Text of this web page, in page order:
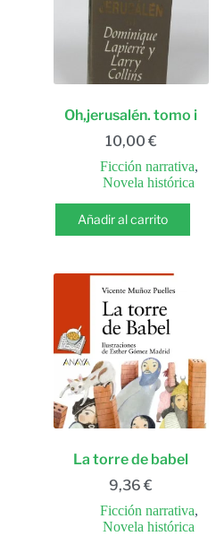
Oh,jerusalén. tomo i
10,00 €
Ficción narrativa,
Novela histórica
Añadir al carrito
La torre de babel
9,36€
Ficción narrativa,
Novela histórica